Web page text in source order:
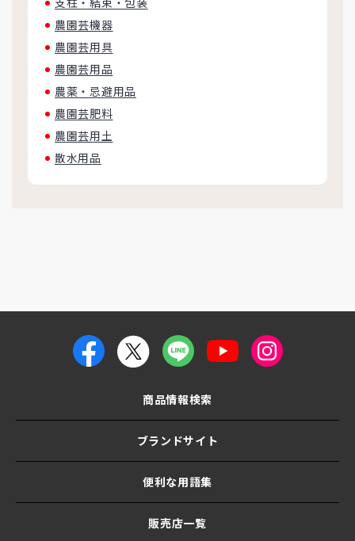
農園芸機器
農園芸用具
農園芸用品
農薬・忌避用品
農園芸肥料
農園芸用土
散水用品
商品情報検索
ブランドサイト
便利な用語集
販売店一覧